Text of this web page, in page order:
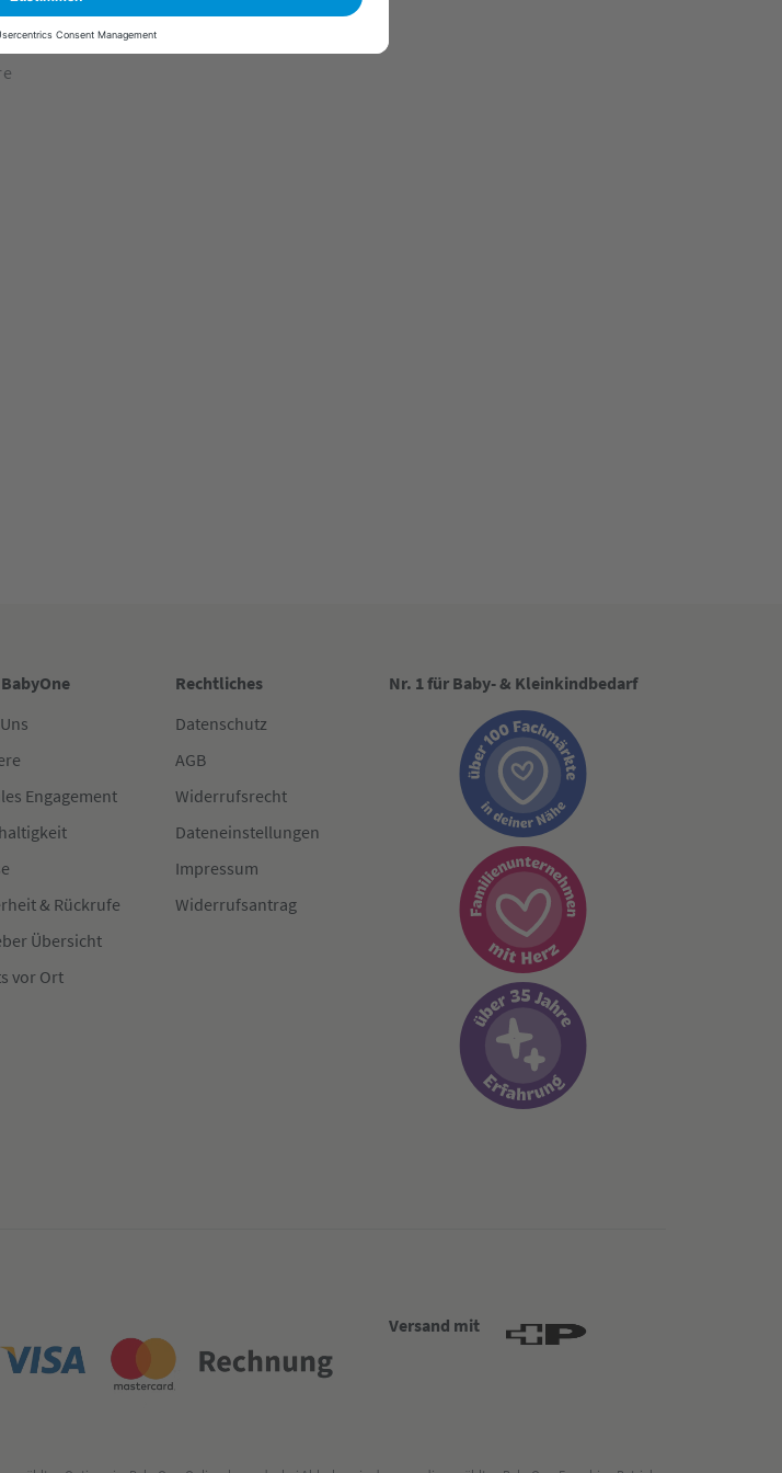
Engagement
& Rückrufe
Übersicht
vor Ort
Rechtliches
Datenschutz
AGB
Widerrufsrecht
Dateneinstellungen
Impressum
Widerrufsantrag
Nr. 1 für Baby- & Kleinkindbedarf
Versand mit